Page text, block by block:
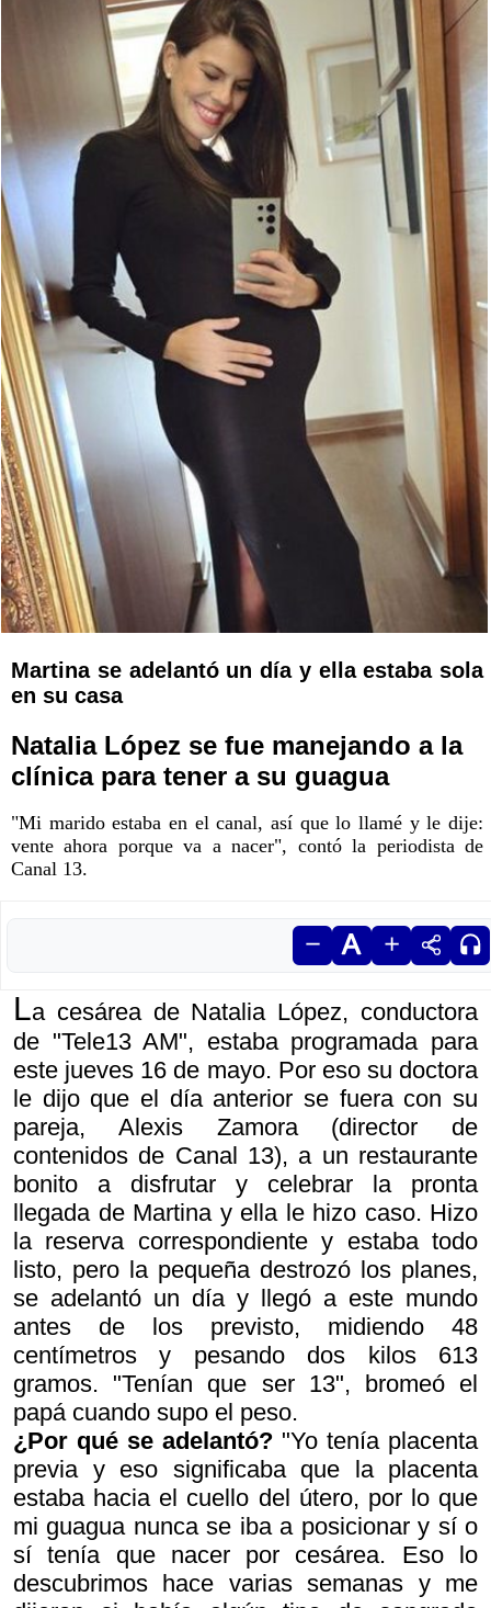
Martina se adelantó un día y ella estaba sola
en su casa
Natalia López se fue manejando a la
clínica para tener a su guagua
"Mi marido estaba en el canal, así que lo llamé y le dije:
vente ahora porque va a nacer", contó la periodista de
Canal 13.
La cesárea de Natalia López, conductora
de "Tele13 AM", estaba programada para
este jueves 16 de mayo. Por eso su doctora
le dijo que el día anterior se fuera con su
pareja, Alexis Zamora (director de
contenidos de Canal 13), a un restaurante
bonito a disfrutar y celebrar la pronta
llegada de Martina y ella le hizo caso. Hizo
la reserva correspondiente y estaba todo
listo, pero la pequeña destrozó los planes,
se adelantó un día y llegó a este mundo
antes de los previsto, midiendo 48
centímetros y pesando dos kilos 613
gramos. "Tenían que ser 13", bromeó el
papá cuando supo el peso.
¿Por qué se adelantó? "Yo tenía placenta
previa y eso significaba que la placenta
estaba hacia el cuello del útero, por lo que
mi guagua nunca se iba a posicionar y sí o
sí tenía que nacer por cesárea. Eso lo
descubrimos hace varias semanas y me